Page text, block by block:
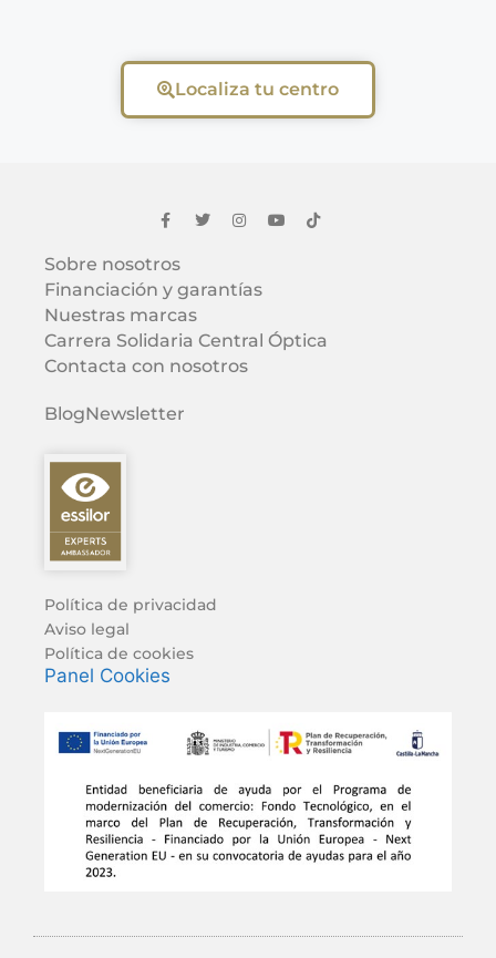
Localiza tu centro
Sobre nosotros
Financiación y garantías
Nuestras marcas
Carrera Solidaria Central Óptica
Contacta con nosotros
BlogNewsletter
Política de privacidad
Aviso legal
Política de cookies
Panel Cookies